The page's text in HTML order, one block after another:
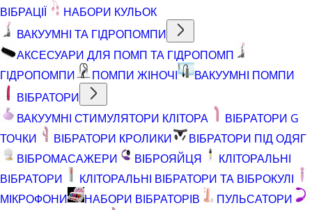
ВІБРАЦІЇ
НАБОРИ КУЛЬОК
ВАКУУМНІ ТА ГІДРОПОМПИ
АКСЕСУАРИ ДЛЯ ПОМП ТА ГІДРОПОМП
ГІДРОПОМПИ
ПОМПИ ЖІНОЧІ
ВАКУУМНІ ПОМПИ
ВІБРАТОРИ
ВАКУУМНІ СТИМУЛЯТОРИ КЛІТОРА
ВІБРАТОРИ G
ТОЧКИ
ВІБРАТОРИ КРОЛИКИ
ВІБРАТОРИ ПІД ОДЯГ
ВІБРОМАСАЖЕРИ
ВІБРОЯЙЦЯ
КЛІТОРАЛЬНІ
ВІБРАТОРИ
КЛІТОРАЛЬНІ ВІБРАТОРИ ТА ВІБРОКУЛІ
МІКРОФОНИ
НАБОРИ ВІБРАТОРІВ
ПУЛЬСАТОРИ